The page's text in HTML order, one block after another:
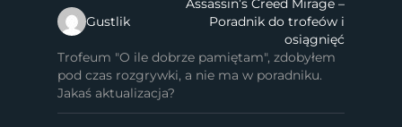
Gustlik
Assassin’s Creed Mirage –
Poradnik do trofeów i
osiągnięć
Trofeum "O ile dobrze pamiętam", zdobyłem
pod czas rozgrywki, a nie ma w poradniku.
Jakaś aktualizacja?